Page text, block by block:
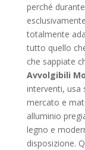
perché
totalmente
tutto quello
che sappiate
Avvolgibili
interventi, usa
mercato e
alluminio
legno e
disposizione.